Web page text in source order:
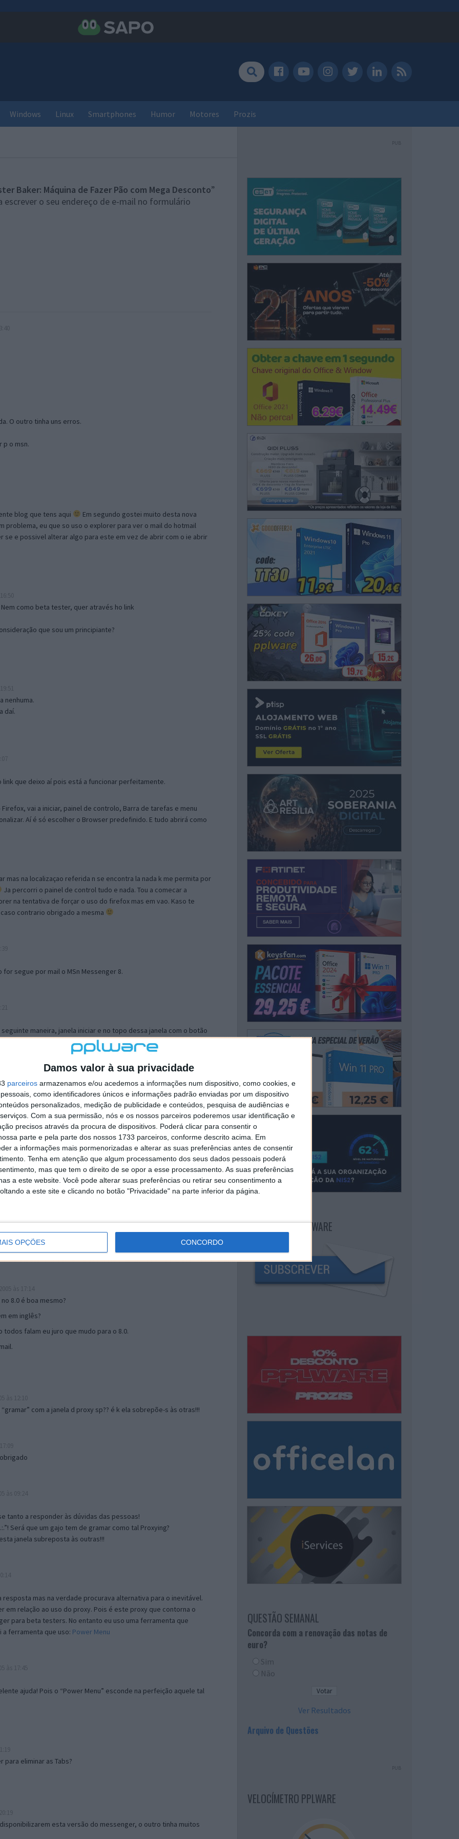
Damos valor à sua privacidade
parceiros armazenamos e/ou acedemos a informações num dispositivo, como cookies, e
como identificadores únicos e informações padrão enviadas por um dispositivo
personalizados, medição de publicidade e conteúdos, pesquisa de audiências e
Com a sua permissão, nós e os nossos parceiros poderemos usar identificação e
precisos através da procura de dispositivos. Poderá clicar para consentir o
parte e pela parte dos nossos 1733 parceiros, conforme descrito acima. Em
a informações mais pormenorizadas e alterar as suas preferências antes de consentir
Tenha em atenção que algum processamento dos seus dados pessoais poderá
mas que tem o direito de se opor a esse processamento. As suas preferências
a este website. Você pode alterar suas preferências ou retirar seu consentimento a
a este site e clicando no botão "Privacidade" na parte inferior da página.
OPÇÕES CONCORDO
Windows Linux Smartphones Humor Motores Prozis
Baker: Máquina de Fazer Pão com Mega Desconto”
o seu endereço de e-mail no formulário
O outro tinha uns erros.
p o msn.
blog que tens aqui
Em segundo gostei muito desta nova
problema, eu que so uso o explorer para ver o mail do hotmail
se e possivel alterar algo para este em vez de abrir com o ie abrir
como beta tester, quer através ho link
que sou um principiante?
nenhuma.
daí.
que deixo aí pois está a funcionar perfeitamente.
vai a iniciar, painel de controlo, Barra de tarefas e menu
Aí é só escolher o Browser predefinido. E tudo abrirá como
mas na localizaçao referida n se encontra la nada k me permita por
Ja percorri o painel de control tudo e nada. Tou a comecar a
na tentativa de forçar o uso do firefox mas em vao. Kaso te
contrario obrigado a mesma
for segue por mail o MSn Messenger 8.
maneira, janela iniciar e no topo dessa janela com o botão
separador Menu ‘Iniciar’ clica no botão ‘Personalizar’ aí
escolheres o Browser com que queres navegar e o gestor de
ao teu Firefox e nas ferramentas ou tools escolhes ‘Opções’ ou
e logo perto do fim encontras um local para colocares um visto
é o browser predefinido.
mail algum.
17:00
8.0 é boa mesmo?
em inglês?
falam eu juro que mudo para o 8.0.
com a janela d proxy sp?? é k ela sobrepõe-s às otras!!!
tanto a responder às dúvidas das pessoas!
Será que um gajo tem de gramar como tal Proxying?
janela subreposta às outras!!!
mas na verdade procurava alternativa para o inevitável.
em relação ao uso do proxy. Pois é este proxy que contorna o
para beta testers. No entanto eu uso uma ferramenta que
ferramenta que uso: Power Menu
ajuda! Pois o “Power Menu” esconde na perfeição aquele tal
para eliminar as Tabs?
esta versão do messenger, o outro tinha muitos
PUB
NEWSLETTER PPLWARE
QUESTÃO SEMANAL
Concorda com a renovação das notas de
euro?
Sim
Não
Ver Resultados
Arquivo de Questões
PUB
VELOCÍMETRO PPLWARE